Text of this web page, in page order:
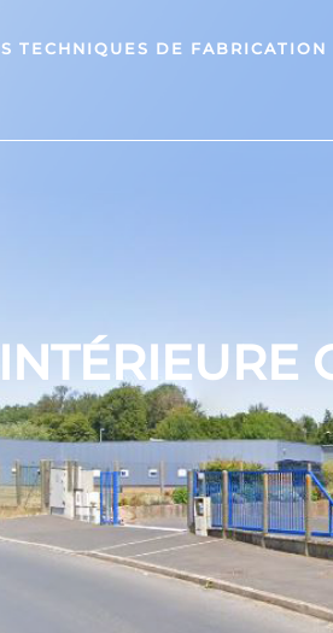
TECHNIQUES DE FABRICATION